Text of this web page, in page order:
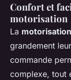
Confort et
motorisation
La
grandement
commande
complexe, tout